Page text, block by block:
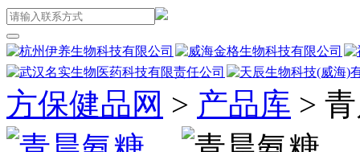
方保健品网 > 产品库 >